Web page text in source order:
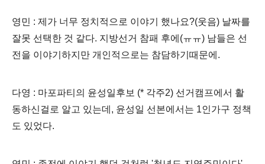
영민 : 제가 너무 정치적으로 이야기 했나요?(웃음) 날짜를
잘못 선택한 것 같다. 지방선거 참패 후에(ㅠㅠ) 남들은 선
전을 이야기하지만 개인적으로는 참담하기때문에.
다영 : 마포파티의 윤성일후보 (* 각주2) 선거캠프에서 활
동하신걸로 알고 있는데, 윤성일 선본에서는 1인가구 정책
도 있었다.